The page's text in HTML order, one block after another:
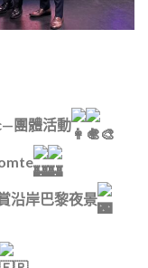
團體活動
沿岸巴黎夜景